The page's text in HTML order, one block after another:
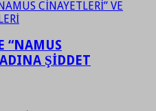
“NAMUS
ŞİDDET